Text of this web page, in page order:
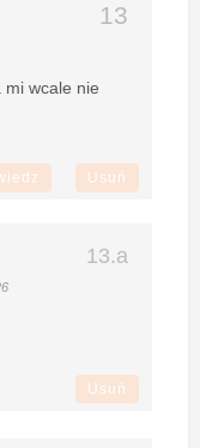
wcale nie
Usuń
Usuń